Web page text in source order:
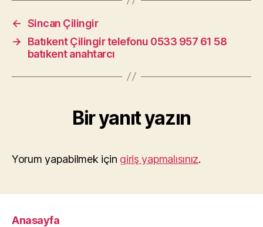
← Sincan Çilingir
→
Batıkent Çilingir telefonu 0533 957 61 58
batıkent anahtarcı
Bir yanıt yazın
Yorum yapabilmek için giriş yapmalısınız.
Anasayfa